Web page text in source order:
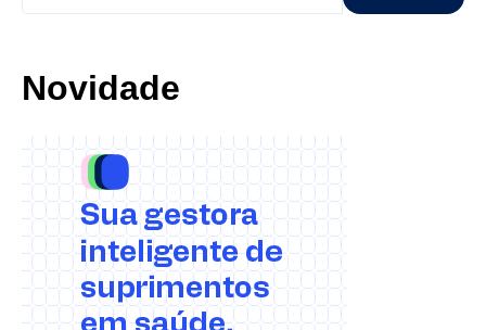
Novidade